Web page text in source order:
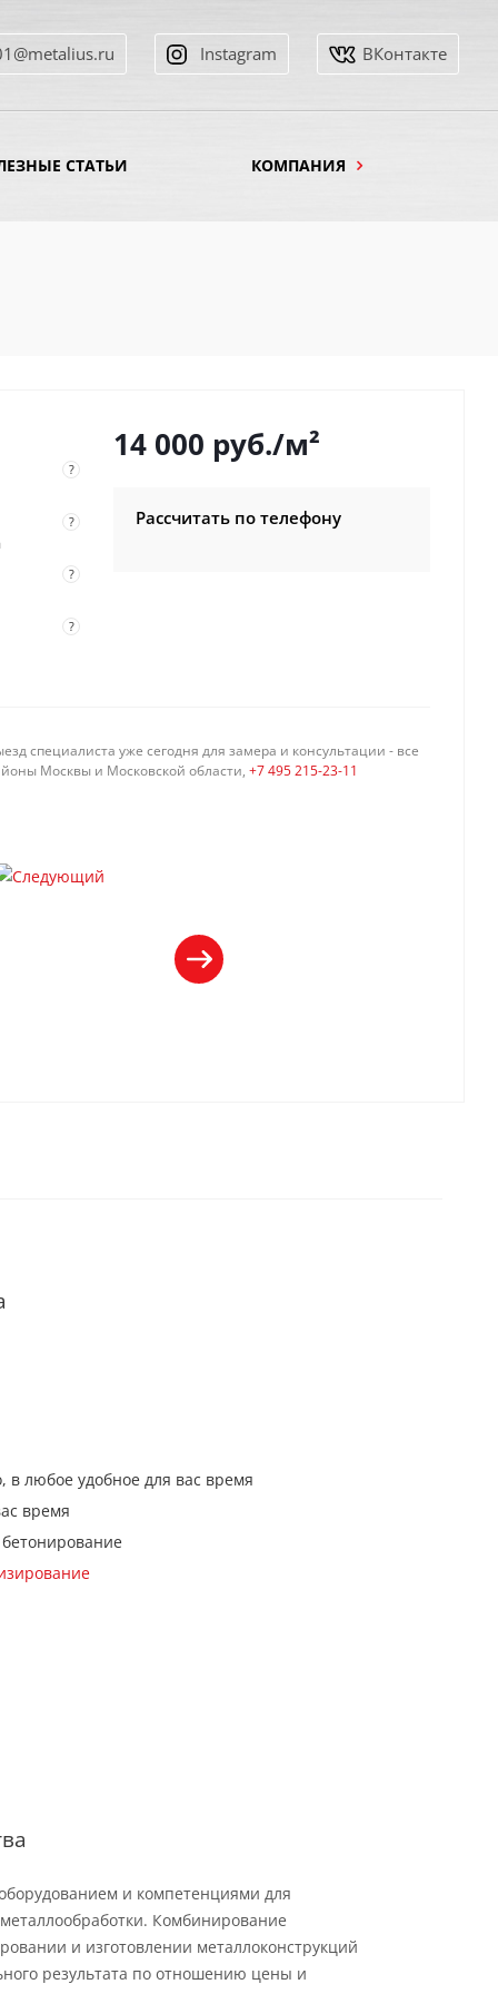
Instagram ВКонтакте
СТАТЬИ КОМПАНИЯ
?
?
?
?
14 000 руб./м²
Рассчитать по телефону
специалиста уже сегодня для замера и консультации - все
Москвы и Московской области, +7 495 215-23-11
в любое удобное для вас время
время
и компетенциями для
Комбинирование
и изготовлении металлоконструкций
результата по отношению цены и